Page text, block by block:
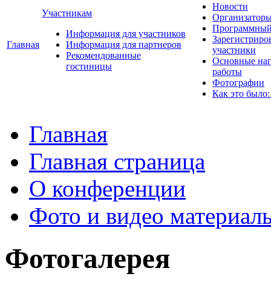
Главная
Участникам
Информация для участников
Информация для партнеров
Рекомендованные
гостиницы
Новости
участники
Основные
работы
Фотографии
Как это
Главная
Главная страница
О конференции
Фото и видео
Фотогалерея